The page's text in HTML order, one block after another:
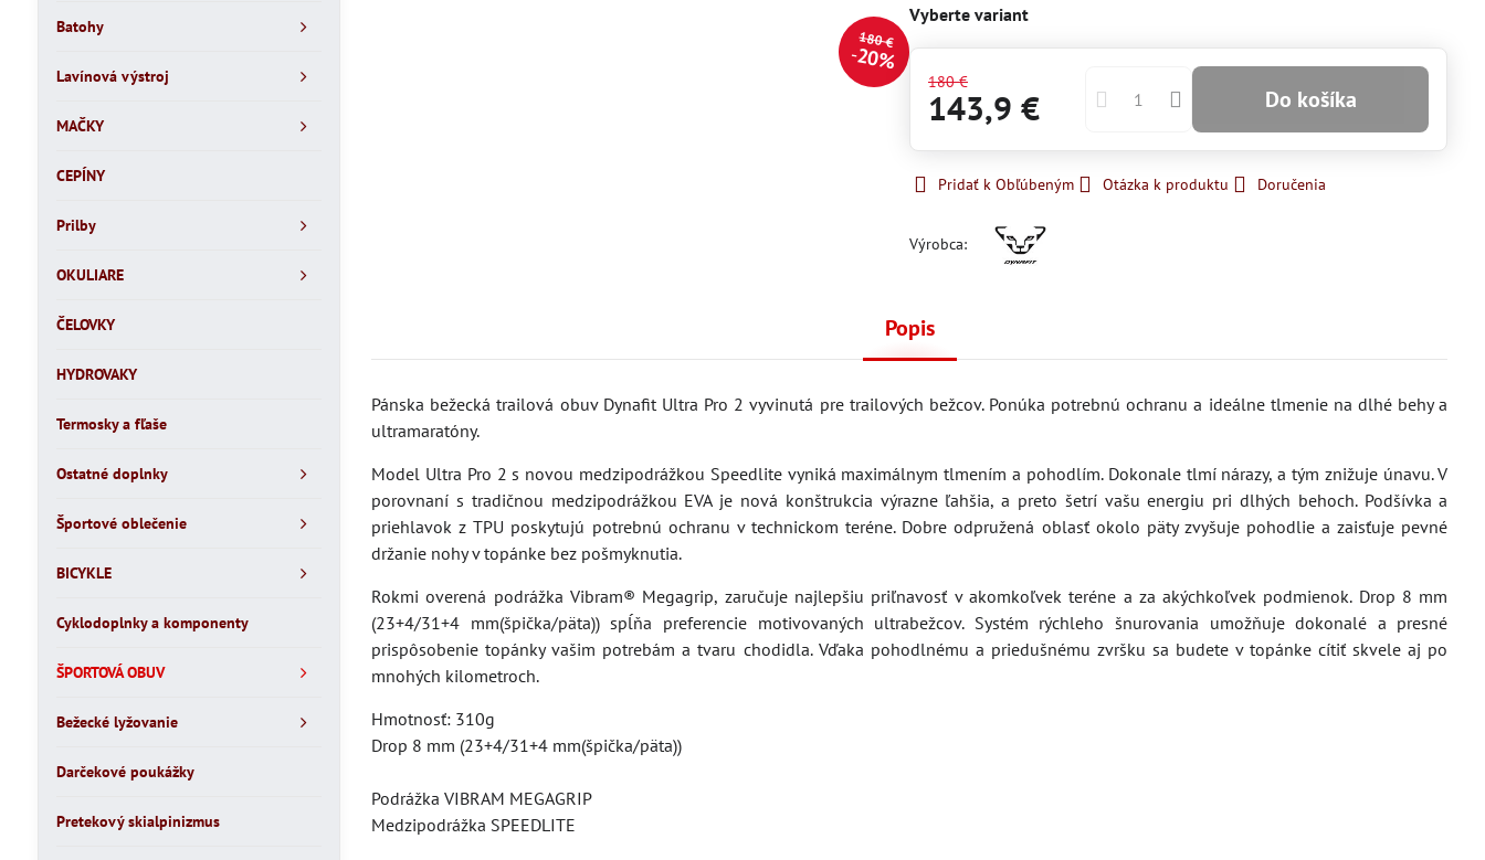
180 €
20%
Vyberte variant
180 €
143,9 € Do košíka
Pridať k Obľúbeným Otázka k produktu Doručenia
Výrobca:
Popis
Pánska bežecká trailová obuv Dynafit Ultra Pro 2 vyvinutá pre trailových bežcov. Ponúka potrebnú ochranu a ideálne tlmenie na dlhé behy a
ultramaratóny.
Model Ultra Pro 2 s novou medzipodrážkou Speedlite vyniká maximálnym tlmením a pohodlím. Dokonale tlmí nárazy, a tým znižuje únavu. V
porovnaní s tradičnou medzipodrážkou EVA je nová konštrukcia výrazne ľahšia, a preto šetrí vašu energiu pri dlhých behoch. Podšívka a
priehlavok z TPU poskytujú potrebnú ochranu v technickom teréne. Dobre odpružená oblasť okolo päty zvyšuje pohodlie a zaisťuje pevné
držanie nohy v topánke bez pošmyknutia.
Rokmi overená podrážka Vibram® Megagrip, zaručuje najlepšiu priľnavosť v akomkoľvek teréne a za akýchkoľvek podmienok. Drop 8 mm
(23+4/31+4 mm(špička/päta)) spĺňa preferencie motivovaných ultrabežcov. Systém rýchleho šnurovania umožňuje dokonalé a presné
prispôsobenie topánky vašim potrebám a tvaru chodidla. Vďaka pohodlnému a priedušnému zvršku sa budete v topánke cítiť skvele aj po
mnohých kilometroch.
Hmotnosť: 310g
Drop 8 mm (23+4/31+4 mm(špička/päta))
Podrážka VIBRAM MEGAGRIP
Medzipodrážka SPEEDLITE
Batohy
Lavínová výstroj
MAČKY
CEPÍNY
Prilby
OKULIARE
ČELOVKY
HYDROVAKY
Termosky a fľaše
Ostatné doplnky
Športové oblečenie
BICYKLE
Cyklodoplnky a komponenty
ŠPORTOVÁ OBUV
Bežecké lyžovanie
Darčekové poukážky
Pretekový skialpinizmus